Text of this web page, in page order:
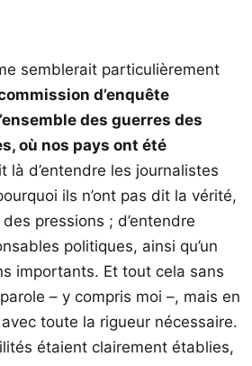
semblerait particulièrement
d’enquête
des guerres des
où nos pays ont été
là d’entendre les journalistes
ils n’ont pas dit la vérité,
pressions ; d’entendre
politiques, ainsi qu’un
importants. Et tout cela sans
– y compris moi –, mais en
toute la rigueur nécessaire.
étaient clairement établies,